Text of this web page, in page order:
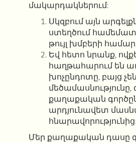
մակարդակներում:
Սկզբում այն
ստեղծում
թույլ խմբերի
Եվ հետո նրանք,
հաղթահարում են
խոչընդոտը, բայց
մեծամասնությունը,
քաղաքական
արդյունավետ
Մեր քաղաքական դասը